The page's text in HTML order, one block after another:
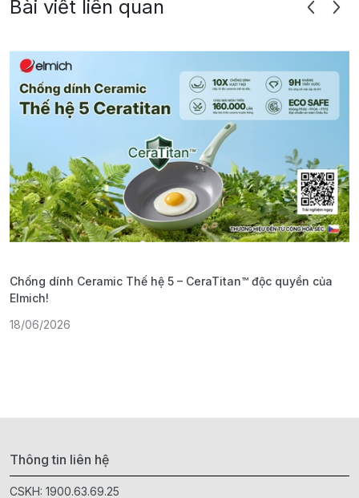
Bài viết liên quan
Chống dính Ceramic Thế hệ 5 – CeraTitan™ độc quyền của
Elmich!
18/06/2026
Thông tin liên hệ
CSKH: 1900.63.69.25